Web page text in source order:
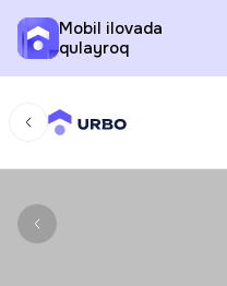
Mobil ilovada
qulayroq